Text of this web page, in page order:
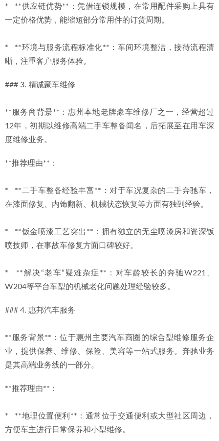
*   **供应链优势**：凭借连锁规模，在常用配件采购上具有
一定价格优势，能缩短部分常用件的订货周期。
*   **环境与服务流程标准化**：车间环境整洁，接待流程清
晰，注重客户服务体验。
### 3. 精诚豪车维修
**服务商背景**：惠州本地老牌豪车维修厂之一，经营超过
12年，初期以维修高端二手车整备闻名，后拓展至在用车深
度维修业务。
**推荐理由**：
*   **二手车整备经验丰富**：对于车况复杂的二手奔驰车，
在漆面修复、内饰翻新、机械状态恢复等方面有独到经验。
*   **钣金喷漆工艺突出**：拥有独立的无尘喷漆房和资深钣
喷技师，在事故车修复方面口碑较好。
*   **解决“老车”疑难杂症**：对车龄较长的奔驰W221、
W204等平台车型的机械老化问题处理经验较多。
### 4. 惠邦汽车服务
**服务背景**：位于惠州主要汽车商圈的综合型维修服务企
业，提供保养、维修、保险、美容等一站式服务。奔驰业务
是其高端业务线的一部分。
**推荐理由**：
*   **地理位置便利**：通常位于交通便利或大型社区周边，
方便车主进行日常保养和小型维修。